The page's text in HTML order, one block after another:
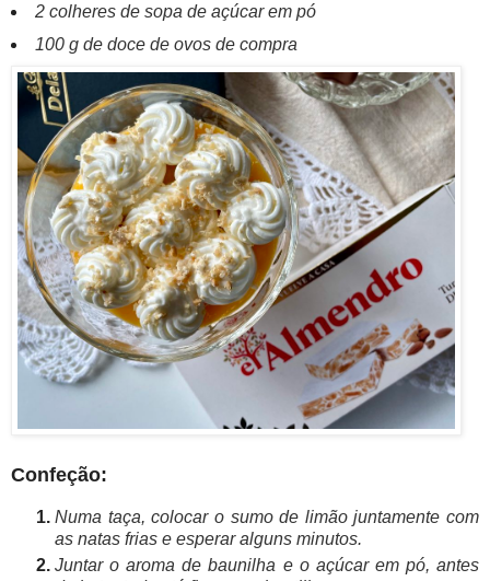
2 colheres de sopa de açúcar em pó
100 g de doce de ovos de compra
Confeção:
Numa taça, colocar o sumo de limão juntamente com
as natas frias e esperar alguns minutos.
Juntar o aroma de baunilha e o açúcar em pó, antes